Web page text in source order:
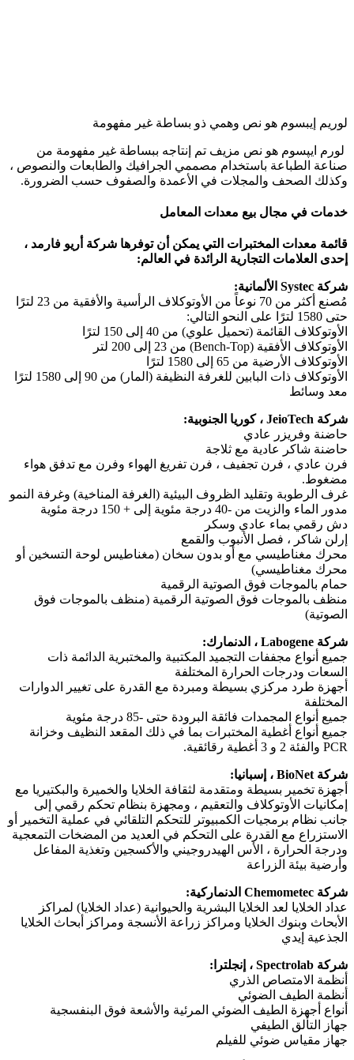
لوريم إيبسوم هو نص وهمي ذو بساطة غير مفهومة
لورم ایپسوم هو نص مزيف تم إنتاجه ببساطة غير مفهومة من
صناعة الطباعة باستخدام مصممي الجرافيك والطابعات والنصوص ،
وكذلك الصحف والمجلات في الأعمدة والصفوف حسب الضرورة.
خدمات في مجال بيع معدات المعامل
قائمة معدات المختبرات التي يمكن أن توفرها شركة أريو فارمد ،
إحدى العلامات التجارية الرائدة في العالم:
شركة Systec الألمانية:
مُصنع أكثر من 70 نوعاً من الأوتوكلاف الرأسية والأفقية من 23 لترًا
حتى 1580 لترًا على النحو التالي:
الأوتوكلاف القائمة (تحميل علوي) من 40 إلى 150 لترًا
الأوتوكلاف الأفقية (Bench-Top) من 23 إلى 200 لتر
الأوتوكلاف الأرضية من 65 إلى 1580 لترًا
الأوتوكلاف ذات البابين للغرفة النظيفة (المار) من 90 إلى 1580 لترًا
معد وسائط
شركة JeioTech ، كوريا الجنوبية:
حاضنة وفريزر عادي
حاضنة شاكر عادية مع ثلاجة
فرن عادي ، فرن تجفيف ، فرن تفريغ الهواء وفرن مع تدفق هواء
مضغوط.
غرف الرطوبة وتقليد الظروف البيئية (الغرفة المناخية) وغرفة النمو
مدور الماء والزيت من -40 درجة مئوية إلى + 150 درجة مئوية
دش رقمي بماء عادي وسكر
إرلن شاكر ، فصل الأنبوب والقمع
محرك مغناطيسي مع أو بدون سخان (مغناطيس لوحة التسخين أو
محرك مغناطيسي)
حمام بالموجات فوق الصوتية الرقمية
منظف ​​بالموجات فوق الصوتية الرقمية (منظف بالموجات فوق
الصوتية)
شركة Labogene ، الدنمارك:
جميع أنواع مجففات التجميد المكتبية والمختبرية الدائمة ذات
السعات ودرجات الحرارة المختلفة
أجهزة طرد مركزي بسيطة ومبردة مع القدرة على تغيير الدوارات
المختلفة
جميع أنواع المجمدات فائقة البرودة حتى -85 درجة مئوية
جميع أنواع أغطية المختبرات بما في ذلك المقعد النظيف وخزانة
PCR والفئة 2 و 3 أغطية رقائقية.
شركة BioNet ، إسبانيا:
أجهزة تخمير بسيطة ومتقدمة لثقافة الخلايا والخميرة والبكتيريا مع
إمكانيات الأوتوكلاف والتعقيم ، ومجهزة بنظام تحكم رقمي إلى
جانب نظام برمجيات الكمبيوتر للتحكم التلقائي في عملية التخمير أو
الاستزراع مع القدرة على التحكم في العديد من المضخات التمعجية
ودرجة الحرارة ، الأس الهيدروجيني والأكسجين وتغذية المفاعل
وأرضية بيئة الزراعة
شركة Chemometec الدنماركية:
عداد الخلايا لعد الخلايا البشرية والحيوانية (عداد الخلايا) لمراكز
الأبحاث وبنوك الخلايا ومراكز زراعة الأنسجة ومراكز أبحاث الخلايا
الجذعية إيدي
شركة Spectrolab ، إنجلترا:
أنظمة الامتصاص الذري
أنظمة الطيف الضوئي
أنواع أجهزة الطيف الضوئي المرئية والأشعة فوق البنفسجية
جهاز التألق الطيفي
جهاز مقياس ضوئي للفيلم